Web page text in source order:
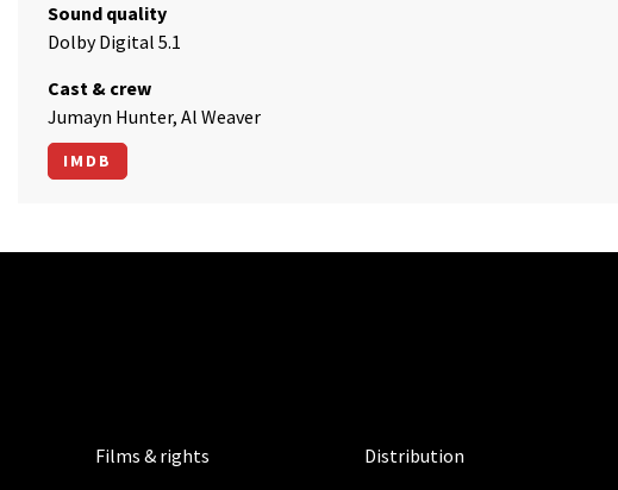
Sound quality
Dolby Digital 5.1
Cast & crew
Jumayn Hunter, Al Weaver
IMDB
Films & rights Distribution